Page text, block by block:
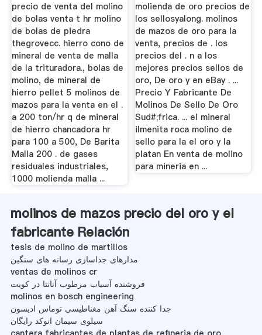
precio de venta del molino
de bolas venta t hr molino
de bolas de piedra
thegrovecc. hierro cono de
mineral de venta de malla
de la trituradora., bolas de
molino, de mineral de
hierro pellet 5 molinos de
mazos para la venta en el .
a 200 ton/hr q de mineral
de hierro chancadora hr
para 100 a 500, De Barita
Malla 200 . de gases
residuales industriales,
1000 molienda malla ...
molienda de oro precios de
los sellosyalong. molinos
de mazos de oro para la
venta, precios de . los
precios del . n a los
mejores precios sellos de
oro, De oro y en eBay . ...
Precio Y Fabricante De
Molinos De Sello De Oro
Sud#;frica. ... el mineral
ilmenita roca molino de
sello para la el oro y la
platan En venta de molino
para mineria en ...
molinos de mazos precio del oro y el
fabricante Relación
tesis de molino de martillos
مدارهای جداسازی رسانه های سنگین
ventas de molinos cr
فروشنده آسیاب مرطوب آنانتا در کویت
molinos en bosch engineering
جدا کننده سنگ آهن مغناطیسی توماس ادیسون
سیلوی سیمان اتوکد رایگان